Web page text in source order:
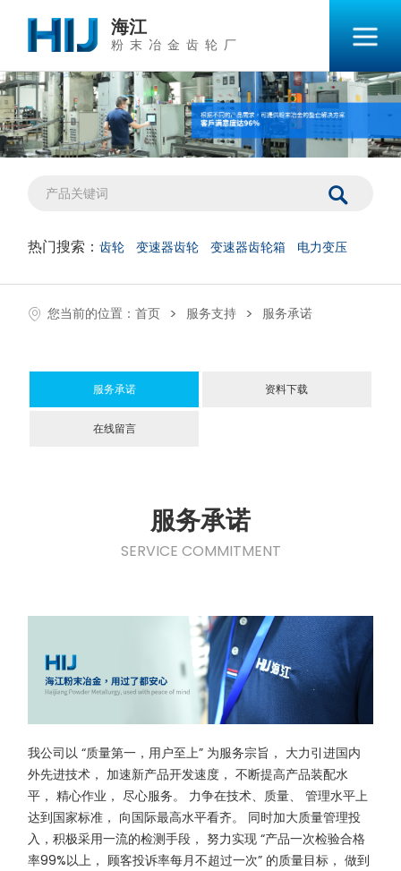
海江
粉末冶金齿轮厂
热门搜索：齿轮 变速器齿轮 变速器齿轮箱 电力变压
您当前的位置：首页 > 服务支持 > 服务承诺
服务承诺 资料下载
在线留言
服务承诺
SERVICE COMMITMENT
我公司以 “质量第一，用户至上” 为服务宗旨， 大力引进国内
外先进技术， 加速新产品开发速度， 不断提高产品装配水
平， 精心作业， 尽心服务。 力争在技术、质量、 管理水平上
达到国家标准， 向国际最高水平看齐。 同时加大质量管理投
入，积极采用一流的检测手段， 努力实现 “产品一次检验合格
率99%以上， 顾客投诉率每月不超过一次” 的质量目标， 做到